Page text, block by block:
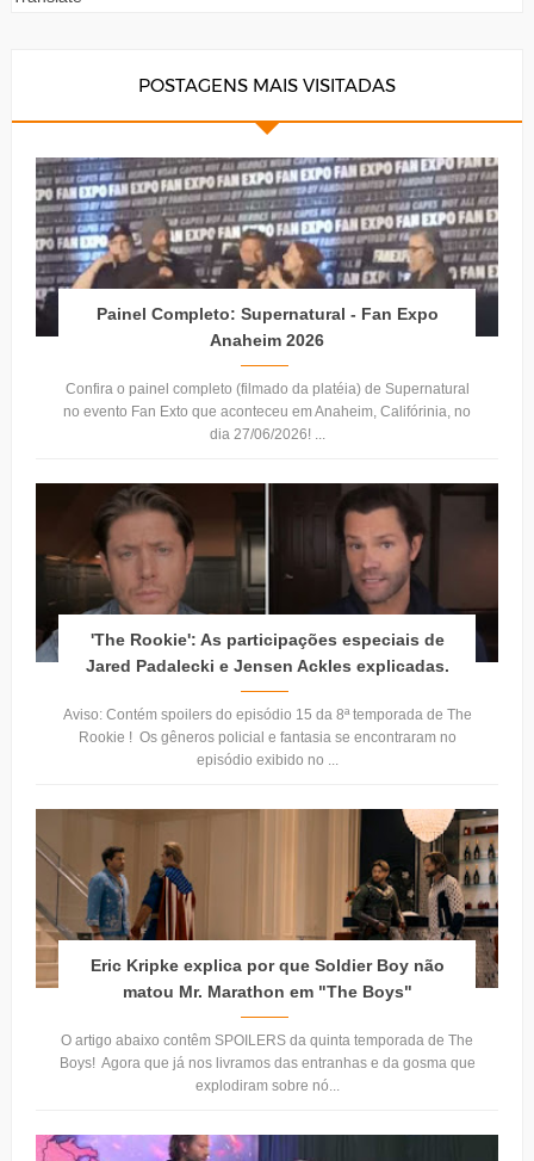
POSTAGENS MAIS VISITADAS
Painel Completo: Supernatural - Fan Expo
Anaheim 2026
Confira o painel completo (filmado da platéia) de Supernatural
no evento Fan Exto que aconteceu em Anaheim, Califórinia, no
dia 27/06/2026! ...
'The Rookie': As participações especiais de
Jared Padalecki e Jensen Ackles explicadas.
Aviso: Contém spoilers do episódio 15 da 8ª temporada de The
Rookie ! Os gêneros policial e fantasia se encontraram no
episódio exibido no ...
Eric Kripke explica por que Soldier Boy não
matou Mr. Marathon em "The Boys"
O artigo abaixo contêm SPOILERS da quinta temporada de The
Boys! Agora que já nos livramos das entranhas e da gosma que
explodiram sobre nó...